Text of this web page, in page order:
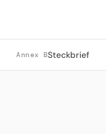
Annex BSteckbrief